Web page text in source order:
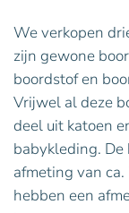
We verkopen
zijn gewone
boordstof en
Vrijwel al deze
deel uit katoen
babykleding.
afmeting van
hebben een